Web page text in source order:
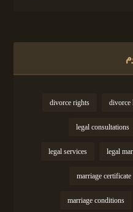
divorce
divorce rights
legal consultations
legal
legal services
marriage certificate
marriage conditions